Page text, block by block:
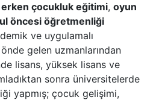
erken çocukluk eğitimi, oyun
öncesi öğretmenliği
ve uygulamalı
gelen uzmanlarından
lisans, yüksek lisans ve
sonra üniversitelerde
yapmış; çocuk gelişimi,